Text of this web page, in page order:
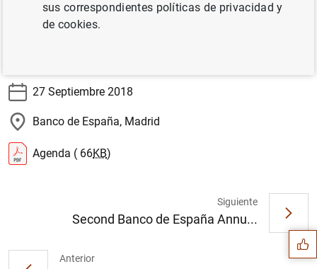
presentarán y evaluarán los trabajos desarrollados
dentro del marco del programa.
27 Septiembre 2018
Banco de España, Madrid
Agenda ( 66KB)
Anterior
Siguiente
Second Banco de España Annu... Sugerencias
sus correspondientes políticas de privacidad y
de cookies.